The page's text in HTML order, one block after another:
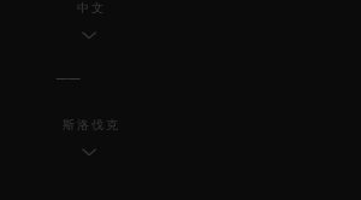
中文
斯洛伐克